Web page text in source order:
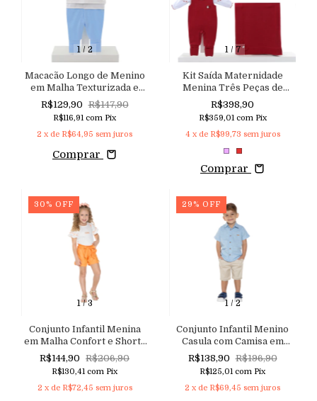
1/ 2
Macacão Longo de Menino
em Malha Texturizada e
Bordado Lúdico Safari
R$129,90 R$147,90
R$116,91 com Pix
2 x de R$64,95 sem juros
Comprar
1/ 7
Kit Saída Maternidade
Menina Três Peças de
Tricoline e Malha Tricô de
Toque Macio com Bordado
Delicado de Corações
R$398,90
R$359,01 com Pix
4 x de R$99,73 sem juros
Comprar
1/3
30 % OFF
Conjunto Infantil Menina
em Malha Confort e Shorts
em Clochard Maquinetado
com Cinto Aconchego do
Bebê
R$144,90 R$206,90
R$130,41 com Pix
2 x de R$72,45 sem juros
1/2
29 % OFF
Conjunto Infantil Menino
Casula com Camisa em
Tricoline Quadriculado e
Shorts em Sarja com
Elastano
R$138,90 R$196,90
R$125,01 com Pix
2 x de R$69,45 sem juros